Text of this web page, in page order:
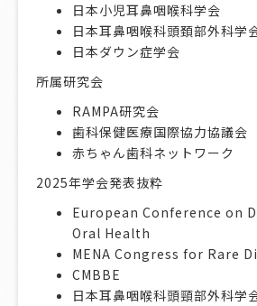
日本小児耳鼻咽喉科学会
日本耳鼻咽喉科頭頚部外科学
日本ダウン症学会
所属研究会
RAMPA研究会
歯科保健医療国際協力協議会
赤ちゃん歯科ネットワーク
2025年学会発表抜粋
European Conference on
Oral Health
MENA Congress for Rare
CMBBE
日本耳鼻咽喉科頭頸部外科学